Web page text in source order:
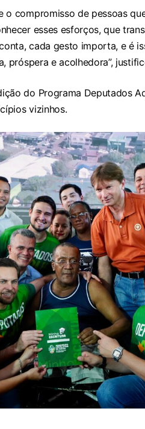
o compromisso de pessoas
esses esforços, que
cada gesto importa, e é
próspera e acolhedora”,
do Programa Deputados
vizinhos.